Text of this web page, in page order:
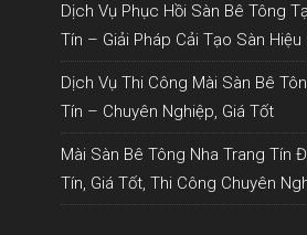
Dịch Vụ Phục Hồi Sàn Bê Tông
Tín – Giải Pháp Cải Tạo Sàn Hiệu
Dịch Vụ Thi Công Mài Sàn Bê
Tín – Chuyên Nghiệp, Giá Tốt
Mài Sàn Bê Tông Nha Trang Tín
Tín, Giá Tốt, Thi Công Chuyên